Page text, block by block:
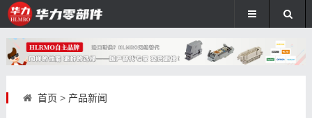
首页 > 产品新闻